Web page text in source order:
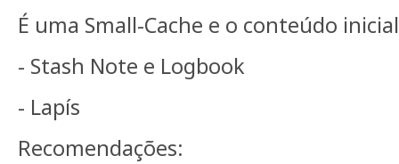
É uma Small-Cache e o conteúdo
- Stash Note e Logbook
- Lapís
Recomendações: